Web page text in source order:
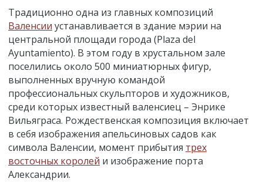
Традиционно одна из главных композиций
Валенсии устанавливается в здание мэрии на
центральной площади города (Plaza del
Ayuntamiento). В этом году в хрустальном зале
поселились около 500 миниатюрных фигур,
выполненных вручную командой
профессиональных скульпторов и художников,
среди которых известный валенсиец – Энрике
Вильяграса. Рождественская композиция включает
в себя изображения апельсиновых садов как
символа Валенсии, момент прибытия трех
восточных королей и изображение порта
Александрии.